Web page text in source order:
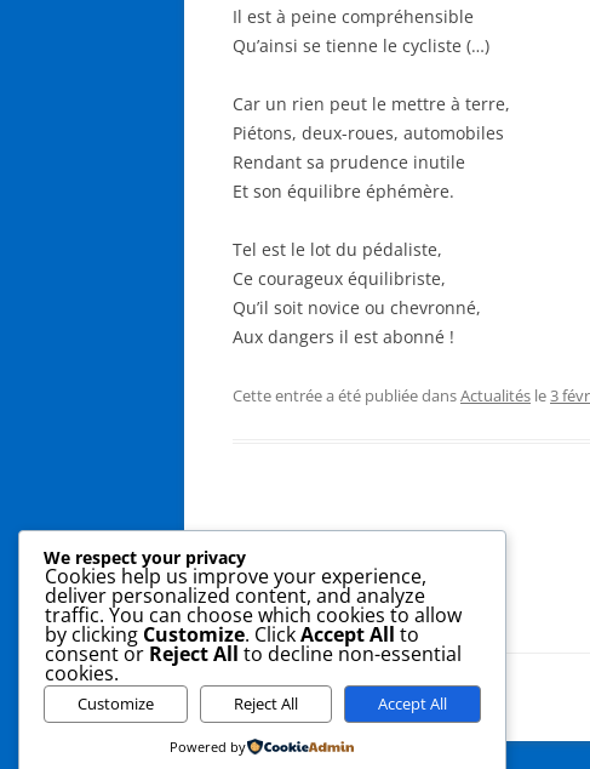
Il est à peine compréhensible
Qu’ainsi se tienne le cycliste (…)
Car un rien peut le mettre à terre,
Piétons, deux-roues, automobiles
Rendant sa prudence inutile
Et son équilibre éphémère.
Tel est le lot du pédaliste,
Ce courageux équilibriste,
Qu’il soit novice ou chevronné,
Aux dangers il est abonné !
Cette entrée a été publiée dansActualités le3
des
articles
Fièrement propulsé par WordPress
We respect your privacy
Cookies help us improve your experience,
deliver personalized content, and analyze
traffic. You can choose which cookies to allow
by clicking Customize. ClickAccept All to
consent or Reject All to decline non-essential
cookies.
Customize Reject All Accept All
Powered by